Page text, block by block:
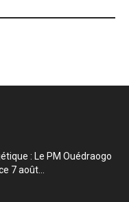
: Le PM Ouédraogo
7 août...